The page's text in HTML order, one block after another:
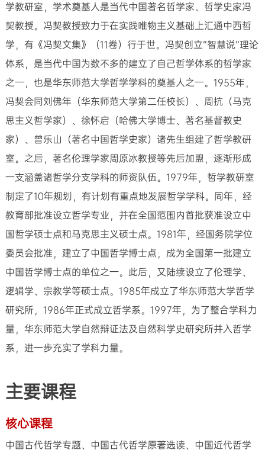
学教研室，学术奠基人是当代中国著名哲学家、哲学史家冯
契教授。冯契教授致力于在实践唯物主义基础上汇通中西哲
学，有《冯契文集》（11卷）行于世。冯契创立“智慧说”理论
体系，是当代中国为数不多的建立了自己哲学体系的哲学家
之一，也是华东师范大学哲学学科的奠基人之一。1955年，
冯契会同刘佛年（华东师范大学第二任校长）、周抗（马克
思主义哲学家）、徐怀启（哈佛大学博士、著名基督教史
家）、曾乐山（著名中国哲学史家）诸先生组建了哲学教研
室。之后，著名伦理学家周原冰教授等先后加盟，逐渐形成
一支涵盖诸哲学分支学科的师资队伍。1979年，哲学教研室
制定了10年规划，有计划有重点地发展哲学学科。同年，经
教育部批准设立哲学专业，并在全国范围内首批获准设立中
国哲学硕士点和马克思主义硕士点。1981年，经国务院学位
委员会批准，建立了中国哲学博士点，成为全国第一批建立
中国哲学博士点的单位之一。此后，又陆续设立了伦理学、
逻辑学、宗教学等硕士点。1985年成立了华东师范大学哲学
研究所，1986年正式成立哲学系。1997年，为了整合学科力
量，华东师范大学自然辩证法及自然科学史研究所并入哲学
系，进一步充实了学科力量。
主要课程
核心课程
中国古代哲学专题、中国古代哲学原著选读、中国近代哲学